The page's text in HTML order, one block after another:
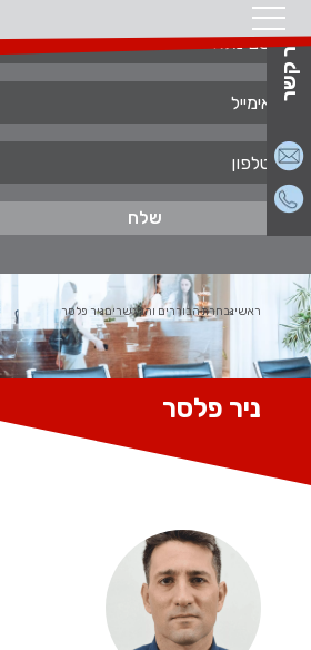
צור קשר
ראשינבחרת הבוררים והמגשריםניר פלסר
ניר פלסר